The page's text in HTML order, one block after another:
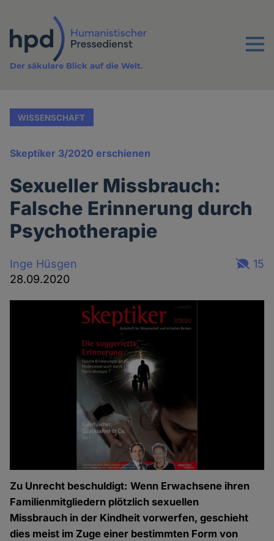
Inhalt
Menu
Der säkulare Blick auf die Welt.
WISSENSCHAFT
Skeptiker 3/2020 erschienen
Sexueller Missbrauch:
Falsche Erinnerung durch
Psychotherapie
Inge Hüsgen
28.09.2020
15
Zu Unrecht beschuldigt: Wenn Erwachsene ihren
Familienmitgliedern plötzlich sexuellen
Missbrauch in der Kindheit vorwerfen, geschieht
dies meist im Zuge einer bestimmten Form von